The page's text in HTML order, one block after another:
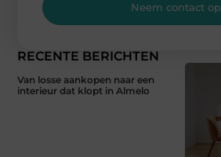
RECENTE BERICHTEN
Van losse aankopen naar een
interieur dat klopt in Almelo
Neem contact op